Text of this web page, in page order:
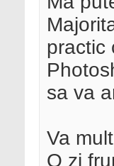
practic
sa va
Va
O zi